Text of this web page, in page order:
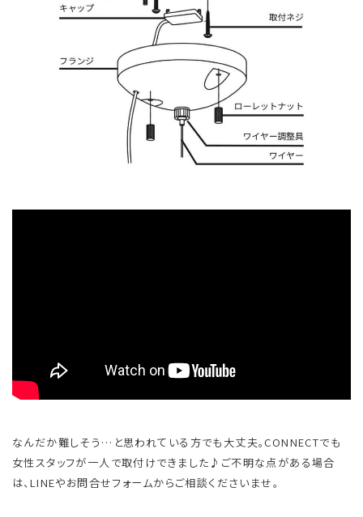
なんだか難しそう…と思われている方でも大丈夫。CONNECTでも
女性スタッフが一人で取付けできました♪ご不明な点がある場合
は、LINEやお問合せフォームからご相談くださいませ。